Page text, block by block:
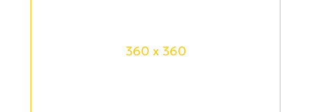
360 x 360